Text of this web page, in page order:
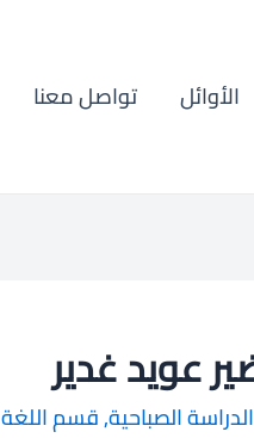
الأوائل تواصل معنا
الدراسة الصباحية,قسم اللغة